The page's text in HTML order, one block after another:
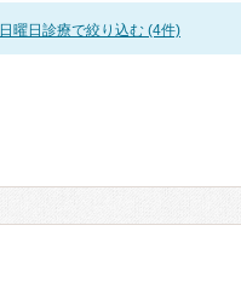
日曜日診療で絞り込む (4件)